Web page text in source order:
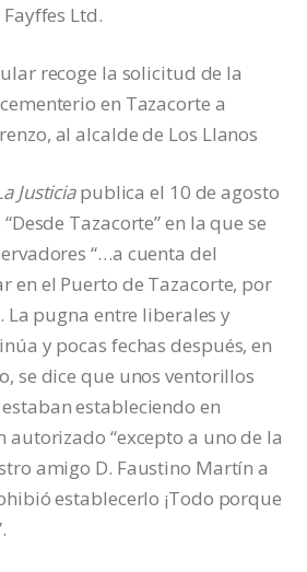
Ltd.
recoge la solicitud de la
en Tazacorte a
al alcalde de Los Llanos
Justiciapublica el 10 de agosto
Tazacorte” en la que se
“…a cuenta del
en el Puerto de Tazacorte, por
La pugna entre liberales y
y pocas fechas después, en
se dice que unos ventorillos
estableciendo en
autorizado “excepto a uno de la
amigo D. Faustino Martín a
establecerlo ¡Todo porque